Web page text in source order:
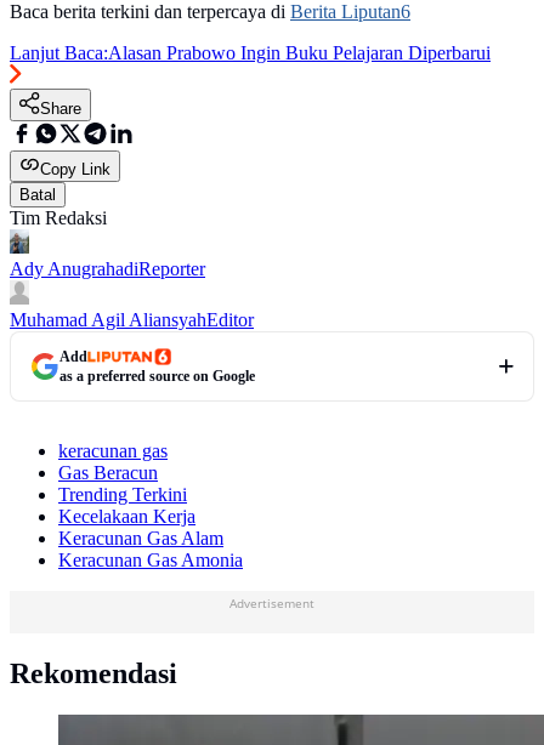
Baca berita terkini dan terpercaya di Berita Liputan6
Lanjut Baca:Alasan Prabowo Ingin Buku Pelajaran Diperbarui
Share
Copy Link
Batal
Tim Redaksi
Ady AnugrahadiReporter
Muhamad Agil AliansyahEditor
Add
as a preferred source on Google
keracunan gas
Gas Beracun
Trending Terkini
Kecelakaan Kerja
Keracunan Gas Alam
Keracunan Gas Amonia
Advertisement
Rekomendasi